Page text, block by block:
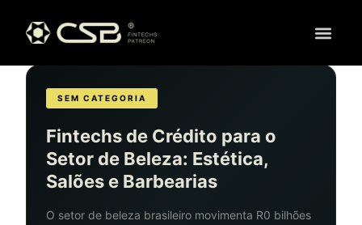
SEM CATEGORIA
Fintechs de Crédito para o
Setor de Beleza: Estética,
Salões e Barbearias
O setor de beleza brasileiro movimenta R0 bilhões